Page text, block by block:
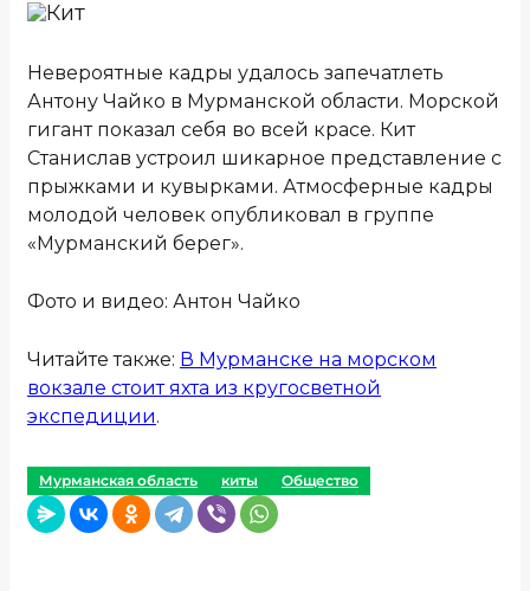
Невероятные кадры удалось запечатлеть
Антону Чайко в Мурманской области. Морской
гигант показал себя во всей красе. Кит
Станислав устроил шикарное представление с
прыжками и кувырками. Атмосферные кадры
молодой человек опубликовал в группе
«Мурманский берег».
Фото и видео: Антон Чайко
Читайте также: В Мурманске на морском
вокзале стоит яхта из кругосветной
экспедиции.
Мурманская область киты Общество